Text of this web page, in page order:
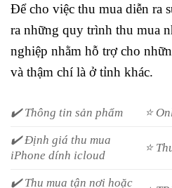
Để cho việc thu mua diễn ra
ra những quy trình thu mua
nghiệp nhằm hỗ trợ cho
và thậm chí là ở tỉnh khác.
✔️ Thông tin sản phẩm ⭐
✔️ Định giá thu mua
iPhone dính icloud
⭐
✔️ Thu mua tận nơi hoặc